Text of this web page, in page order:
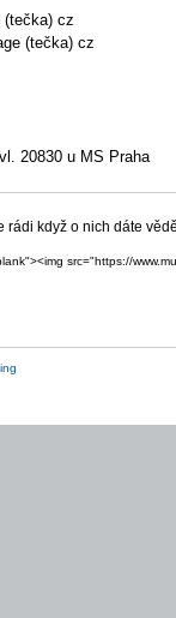
(tečka) cz
(tečka) cz
20830 u MS Praha
rádi když o nich dáte
src="https://